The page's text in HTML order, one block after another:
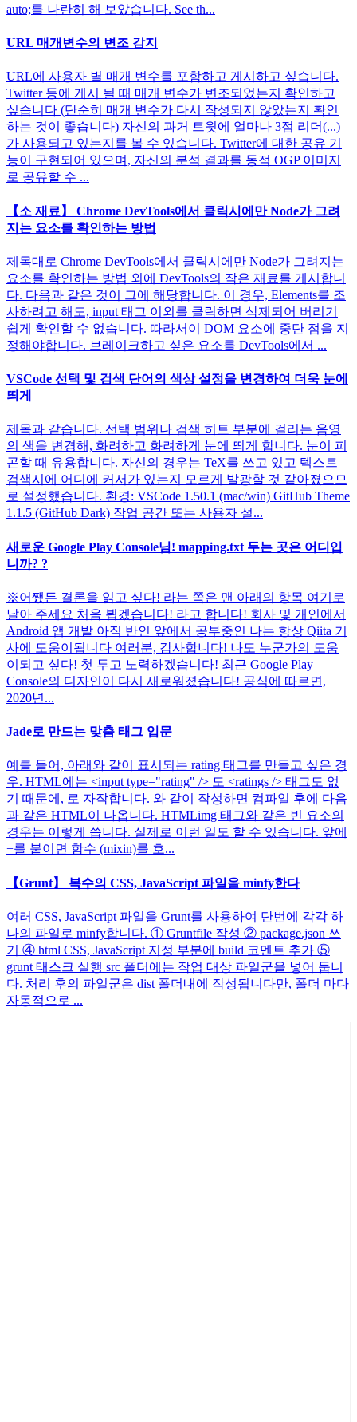
auto;를 나란히 해 보았습니다. See th...
URL 매개변수의 변조 감지
URL에 사용자 별 매개 변수를 포함하고 게시하고 싶습니다.
Twitter 등에 게시 될 때 매개 변수가 변조되었는지 확인하고
싶습니다 (단순히 매개 변수가 다시 작성되지 않았는지 확인
하는 것이 좋습니다) 자신의 과거 트윗에 얼마나 3점 리더(...)
가 사용되고 있는지를 볼 수 있습니다. Twitter에 대한 공유 기
능이 구현되어 있으며, 자신의 분석 결과를 동적 OGP 이미지
로 공유할 수 ...
【소 재료】 ​​Chrome DevTools에서 클릭시에만 Node가 그려
지는 요소를 확인하는 방법
제목대로 Chrome DevTools에서 클릭시에만 Node가 그려지는
요소를 확인하는 방법 외에 DevTools의 작은 재료를 게시합니
다. 다음과 같은 것이 그에 해당합니다. 이 경우, Elements를 조
사하려고 해도, input 태그 이외를 클릭하면 삭제되어 버리기
쉽게 확인할 수 없습니다. 따라서이 DOM 요소에 중단 점을 지
정해야합니다. 브레이크하고 싶은 요소를 DevTools에서 ...
VSCode 선택 및 검색 단어의 색상 설정을 변경하여 더욱 눈에
띄게
제목과 같습니다. 선택 범위나 검색 히트 부분에 걸리는 음영
의 색을 변경해, 화려하고 화려하게 눈에 띄게 합니다. 눈이 피
곤할 때 유용합니다. 자신의 경우는 TeX를 쓰고 있고 텍스트
검색시에 어디에 커서가 있는지 모르게 발광할 것 같아졌으므
로 설정했습니다. 환경: VSCode 1.50.1 (mac/win) GitHub Theme
1.1.5 (GitHub Dark) 작업 공간 또는 사용자 설...
새로운 Google Play Console님! mapping.txt 두는 곳은 어디입
니까? ?
※어쨌든 결론을 읽고 싶다! 라는 쪽은 맨 아래의 항목 여기로
날아 주세요 처음 뵙겠습니다! 라고 합니다! 회사 및 개인에서
Android 앱 개발 아직 반인 앞에서 공부중인 나는 항상 Qiita 기
사에 도움이됩니다 여러분, 감사합니다! 나도 누군가의 도움
이되고 싶다! 첫 투고 노력하겠습니다! 최근 Google Play
Console의 디자인이 다시 새로워졌습니다! 공식에 따르면,
2020년...
Jade로 만드는 맞춤 태그 입문
예를 들어, 아래와 같이 표시되는 rating 태그를 만들고 싶은 경
우. HTML에는 <input type="rating" /> 도 <ratings /> 태그도 없
기 때문에, 로 자작합니다. 와 같이 작성하면 컴파일 후에 다음
과 같은 HTML이 나옵니다. HTMLimg 태그와 같은 빈 요소의
경우는 이렇게 씁니다. 실제로 이런 일도 할 수 있습니다. 앞에
+를 붙이면 함수 (mixin)를 호...
【Grunt】 복수의 CSS, JavaScript 파일을 minfy한다
여러 CSS, JavaScript 파일을 Grunt를 사용하여 단번에 각각 하
나의 파일로 minfy합니다. ① Gruntfile 작성 ② package.json 쓰
기 ④ html CSS, JavaScript 지정 부분에 build 코멘트 추가 ⑤
grunt 태스크 실행 src 폴더에는 작업 대상 파일군을 넣어 둡니
다. 처리 후의 파일군은 dist 폴더내에 작성됩니다만, 폴더 마다
자동적으로 ...